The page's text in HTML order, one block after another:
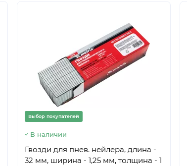
Выбор покупателей
В наличии
Гвозди для пнев. нейлера, длина -
32 мм, ширина - 1,25 мм, толщина - 1